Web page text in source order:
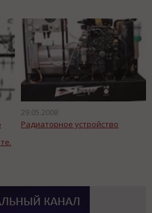
29.05.2008
Радиаторное устройство